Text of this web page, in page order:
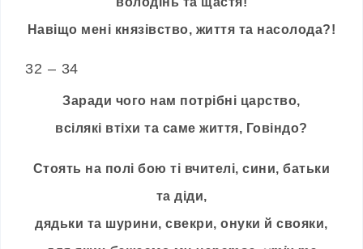
Навіщо мені князівство, життя та насолода?!
32 – 34
Заради чого нам потрібні царство,
всілякі втіхи та саме життя, Говіндо?
Стоять на полі бою ті вчителі, сини, батьки
та діди,
дядьки та шурини, свекри, онуки й свояки,